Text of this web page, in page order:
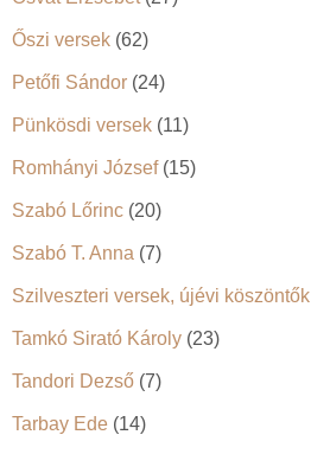
Őszi versek (62)
Petőfi Sándor (24)
Pünkösdi versek (11)
Romhányi József(15)
Szabó Lőrinc (20)
Szabó T. Anna (7)
Szilveszteri versek, újévi köszöntők
Tamkó Sirató Károly (23)
Tandori Dezső (7)
Tarbay Ede (14)